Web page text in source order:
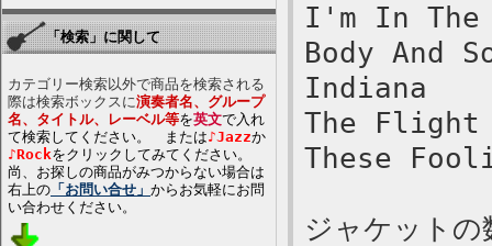
「検索」に関して
カテゴリー検索以外で商品を検索される
際は検索ボックスに演奏者名、グループ
名、タイトル、レーベル等を英文で入れ
て検索してください。 または♪Jazzか
♪Rockをクリックしてみてください。
尚、お探しの商品がみつからない場合は
右上の 「お問い合せ」 からお気軽にお問
い合わせください。
I'm In The
Body And
Indiana
The Flight
These
ジャケット